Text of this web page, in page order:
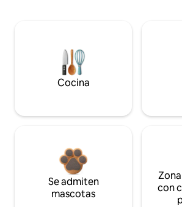
Cocina
Se admiten
mascotas
con